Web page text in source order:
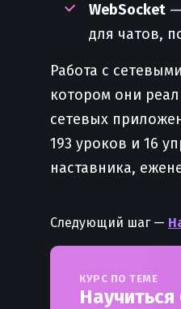
WebSocket
для чатов,
Работа с
котором они
сетевых
193 уроков и 16
наставника,
Следующий шаг —
КУРС ПО ТЕМЕ
Научиться